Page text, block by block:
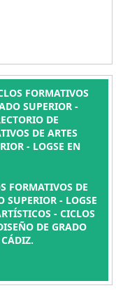
FORMATIVOS
SUPERIOR -
DE
DE ARTES
- LOGSE EN
FORMATIVOS DE
SUPERIOR - LOGSE
- CICLOS
DE GRADO